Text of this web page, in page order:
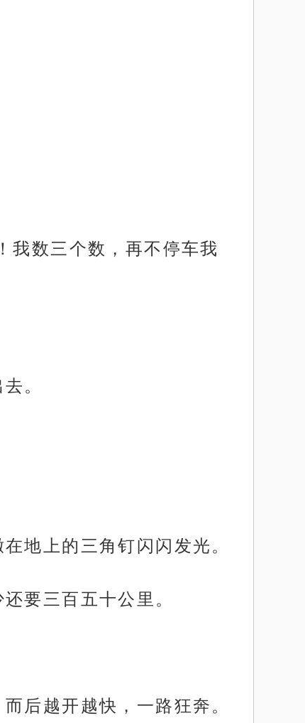
我数三个数，再不停车我
。
地上的三角钉闪闪发光。
要三百五十公里。
后越开越快，一路狂奔。